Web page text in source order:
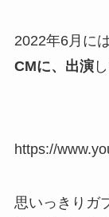
2022年6月に
CMに、出演
https://
思いっきりガ